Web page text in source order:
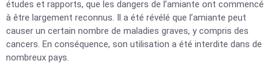
études et rapports, que les dangers de l’amiante ont commencé
à être largement reconnus. Il a été révélé que l’amiante peut
causer un certain nombre de maladies graves, y compris des
cancers. En conséquence, son utilisation a été interdite dans de
nombreux pays.